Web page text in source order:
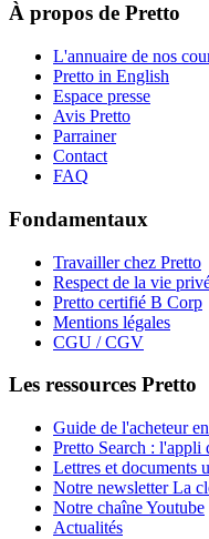
À propos de Pretto
L'annuaire de nos
Pretto in English
Espace presse
Avis Pretto
Parrainer
Contact
FAQ
Fondamentaux
Travailler chez Pretto
Respect de la vie
Pretto certifié B Corp
Mentions légales
CGU / CGV
Les ressources Pretto
Guide de l'acheteur
Pretto Search : l'appli
Lettres et documents
Notre newsletter La
Notre chaîne Youtube
Actualités